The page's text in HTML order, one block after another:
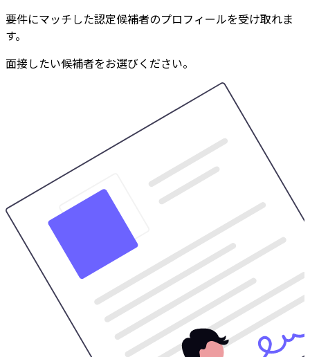
要件にマッチした認定候補者のプロフィールを受け取れま
す。
面接したい候補者をお選びください。